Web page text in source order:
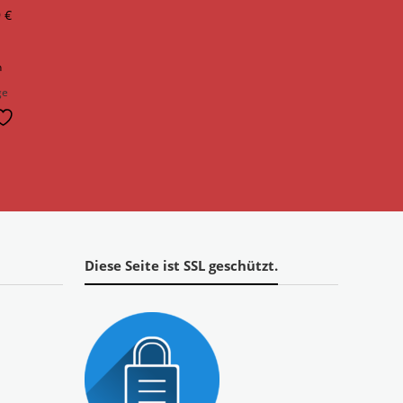
€Aktueller
Diese Seite ist SSL geschützt.